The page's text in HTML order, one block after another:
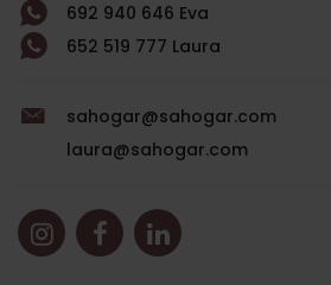
692 940 646 Eva
652 519 777 Laura
sahogar@sahogar.com
laura@sahogar.com